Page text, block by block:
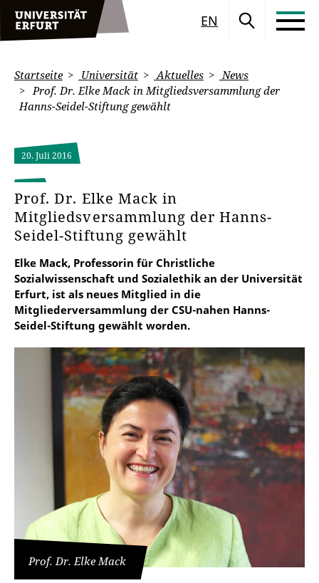
EN
Startseite Universität Aktuelles
News
Prof. Dr. Elke Mack in Mitgliedsversammlung der
Hanns-Seidel-Stiftung gewählt
20. Juli 2016
Prof. Dr. Elke Mack in
Mitgliedsversammlung der Hanns-
Seidel-Stiftung gewählt
Elke Mack, Professorin für Christliche
Sozialwissenschaft und Sozialethik an der Universität
Erfurt, ist als neues Mitglied in die
Mitgliederversammlung der CSU-nahen Hanns-
Seidel-Stiftung gewählt worden.
Prof. Dr. Elke Mack